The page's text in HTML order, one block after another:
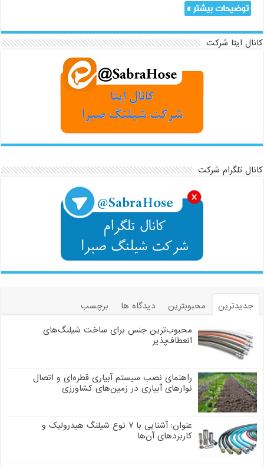
توضیحات بیشتر »
کانال ایتا شرکت
کانال تلگرام شرکت
جدیدترین محبوبترین دیدگاه ها
برچسب
محبوب‌ترین جنس برای ساخت شیلنگ‌های
انعطاف‌پذیر
راهنمای نصب سیستم آبیاری قطره‌ای و اتصال
نوارهای آبیاری در زمین‌های کشاورزی
عنوان: آشنایی با ۷ نوع شیلنگ هیدرولیک و
کاربردهای آن‌ها